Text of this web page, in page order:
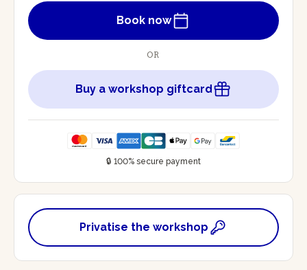
Book now
OR
Buy a workshop giftcard
🔒 100% secure payment
Privatise the workshop